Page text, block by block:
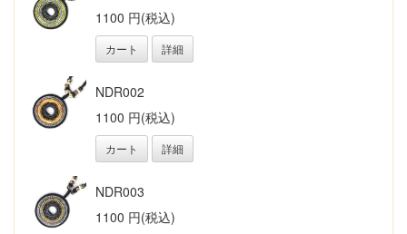
1100 円(税込)
カート 詳細
NDR002
1100 円(税込)
カート 詳細
NDR003
1100 円(税込)